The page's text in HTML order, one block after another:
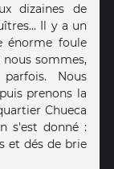
dizaines de
Il y a un
énorme foule
sommes,
Nous
prenons la
Chueca
s'est donné :
et dés de brie